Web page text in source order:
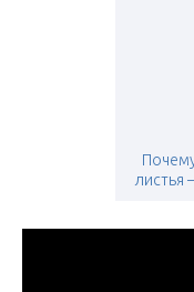
листья